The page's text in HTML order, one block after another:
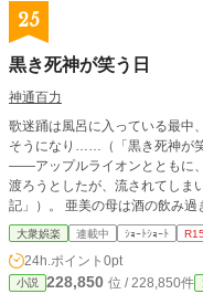
25
黒き死神が笑う日
神通百力
歌迷踊は風呂に入っている最中
そうになり……（「黒き死神が
――アップルライオンとともに
渡ろうとしたが、流されてし
記」）。 亜美の母は酒の飲み
院した。酒を飲みたがる母に亜
ンをかじった。次の瞬間、母は
場に来ていた。ここには正規ル
ている。とくに人気なのが『
大衆娯楽 連載中 ｼｮｰﾄｼｮｰﾄ R15
24h.ポイント 0pt
小説 228,850 位 / 228,850件